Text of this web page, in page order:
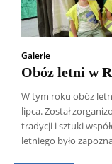
Galerie
Obóz letni w
W tym roku obóz
lipca. Został
tradycji i sztuki
letniego było
Wszyscy